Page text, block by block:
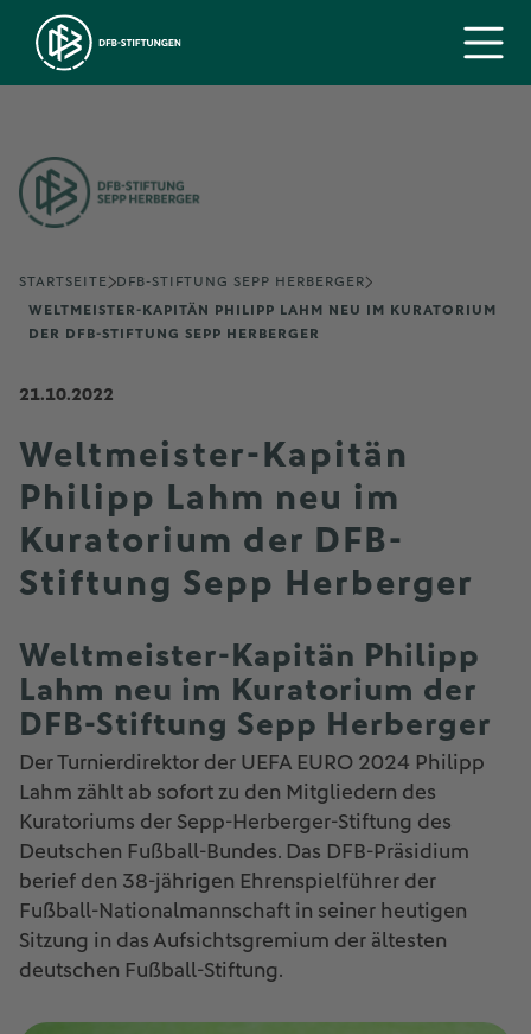
STARTSEITE
DFB-STIFTUNG SEPP HERBERGER
WELTMEISTER-KAPITÄN PHILIPP LAHM NEU IM KURATORIUM
DER DFB-STIFTUNG SEPP HERBERGER
21.10.2022
Weltmeister-Kapitän
Philipp Lahm neu im
Kuratorium der DFB-
Stiftung Sepp Herberger
Weltmeister-Kapitän Philipp
Lahm neu im Kuratorium der
DFB-Stiftung Sepp Herberger
Der Turnierdirektor der UEFA EURO 2024 Philipp
Lahm zählt ab sofort zu den Mitgliedern des
Kuratoriums der Sepp-Herberger-Stiftung des
Deutschen Fußball-Bundes. Das DFB-Präsidium
berief den 38-jährigen Ehrenspielführer der
Fußball-Nationalmannschaft in seiner heutigen
Sitzung in das Aufsichtsgremium der ältesten
deutschen Fußball-Stiftung.